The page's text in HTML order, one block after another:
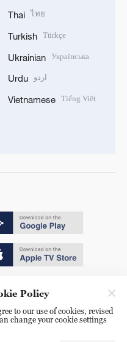
Thai ไทย
Turkish Türkçe
Ukrainian Українська
Urdu اردو
Vietnamese Tiếng Việt
Policy
to our use of cookies, revised
change your cookie settings